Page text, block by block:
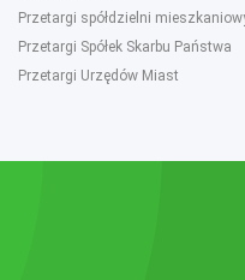
Przetargi spółdzielni
Przetargi Spółek Skarbu Państwa
Przetargi Urzędów Miast